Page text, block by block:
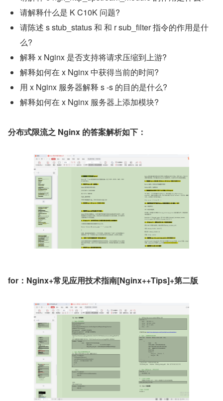
请解释什么是 K C10K 问题?
请陈述 s stub_status 和 和 r sub_filter 指令的作用是什
么?
解释 x Nginx 是否支持将请求压缩到上游?
解释如何在 x Nginx 中获得当前的时间?
用 x Nginx 服务器解释 s -s 的目的是什么?
解释如何在 x Nginx 服务器上添加模块?
分布式限流之 Nginx 的答案解析如下：
for：Nginx+常见应用技术指南[Nginx++Tips]+第二版